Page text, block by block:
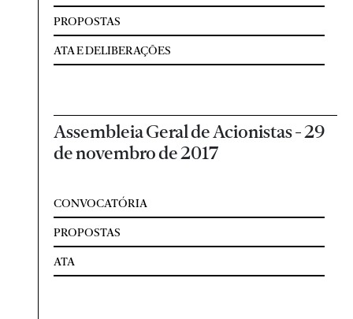
PROPOSTAS
ATA E DELIBERAÇÕES
Assembleia Geral de Acionistas - 29
de novembro de 2017
CONVOCATÓRIA
PROPOSTAS
ATA